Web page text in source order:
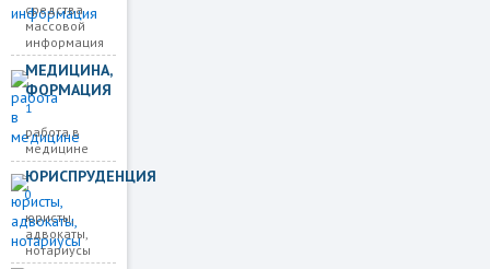
средства
массовой
информация
МЕДИЦИНА,
ФОРМАЦИЯ
1
работа в
медицине
ЮРИСПРУДЕНЦИЯ
0
юристы,
адвокаты,
нотариусы